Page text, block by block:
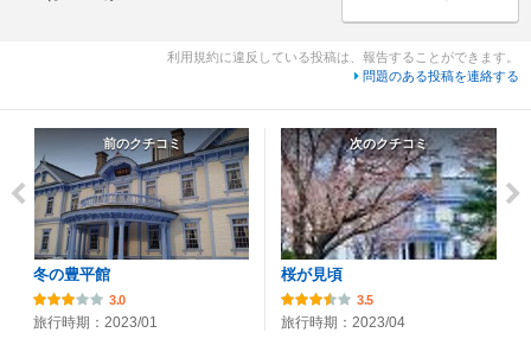
利用規約に違反している投稿は、報告することができます。
問題のある投稿を連絡する
前のクチコミ
冬の豊平館
3.0
旅行時期：2023/01
次のクチコミ
桜が見頃
3.5
旅行時期：2023/04